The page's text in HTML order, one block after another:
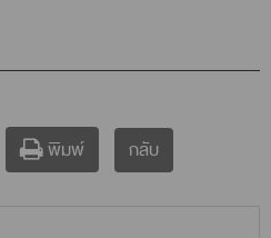
พิมพ์ กลับ